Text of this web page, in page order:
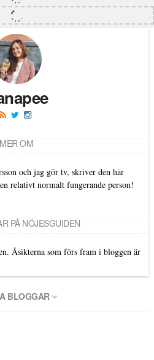
MER OM
och jag gör tv, skriver den här
relativt normalt fungerande person!
PÅ NÖJESGUIDEN
Åsikterna som förs fram i bloggen är
BLOGGAR